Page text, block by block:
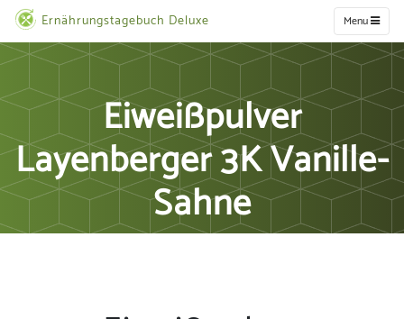
Ernährungstagebuch Deluxe Menu
Eiweißpulver
Layenberger 3K Vanille-
Sahne